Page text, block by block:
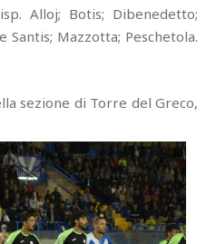
Alloj; Botis; Dibenedetto;
Santis; Mazzotta; Peschetola.
sezione di Torre del Greco,